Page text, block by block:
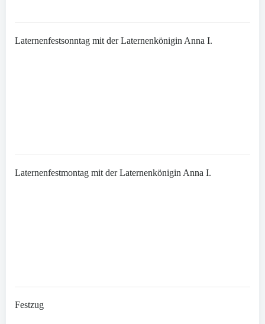
Laternenfestsonntag mit der Laternenkönigin Anna I.
Laternenfestmontag mit der Laternenkönigin Anna I.
Festzug